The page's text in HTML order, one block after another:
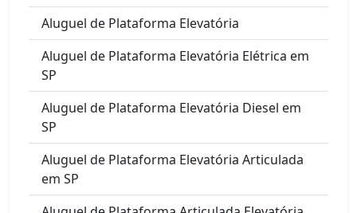
Aluguel de Plataforma Elevatória
Aluguel de Plataforma Elevatória Elétrica em
SP
Aluguel de Plataforma Elevatória Diesel em
SP
Aluguel de Plataforma Elevatória Articulada
em SP